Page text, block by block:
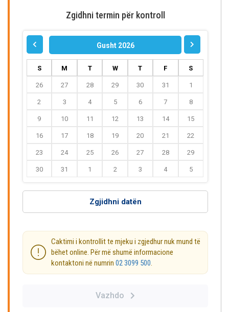
Zgidhni termin për kontroll
Gusht 2026
S M T W T F S
26 27 28 29 30 31 1
2 3 4 5 6 7 8
9 10 11 12 13 14 15
16 17 18 19 20 21 22
23 24 25 26 27 28 29
30 31 1 2 3 4 5
Zgjidhni datën
Caktimi i kontrollit te mjeku i zgjedhur nuk mund të
bëhet online. Për më shumë informacione
kontaktoni në numrin 02 3099 500.
Vazhdo